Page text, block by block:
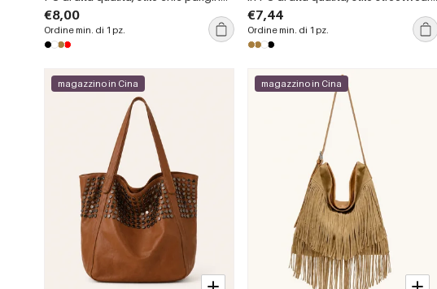
con stampa a pois in tinta unita.
€8,00
Ordine min. di 1 pz.
con borchie in metallo e rivetti in
tinta unita.
€7,44
Ordine min. di 1 pz.
magazzino in Cina magazzino in Cina